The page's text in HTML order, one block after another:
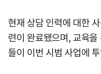
현재 상담 인력에 대한
련이 완료됐으며, 교육
들이 이번 시범 사업에